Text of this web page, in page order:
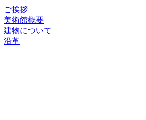
ご挨拶
美術館概要
建物について
沿革